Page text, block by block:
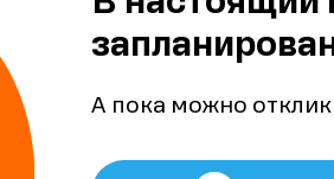
А пока можно